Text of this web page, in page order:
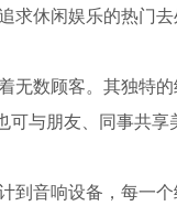
求休闲娱乐的热门去
无数顾客。其独特
与朋友、同事共享
到音响设备，每一